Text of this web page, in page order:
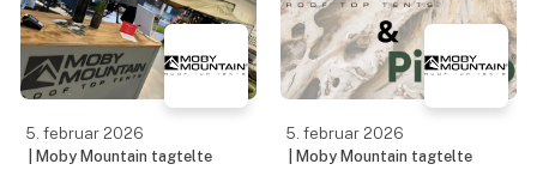
direkte international
toglinje på strækningen
København – Hamborg –
Berlin – Prag
offroad i det barske te
5. februar 2026
| Moby Mountain tagtelte
5. februar 2026
| Moby Mountain tagtelte